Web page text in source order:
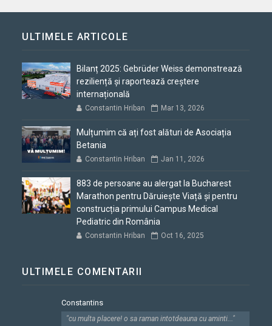
ULTIMELE ARTICOLE
Bilanț 2025: Gebrüder Weiss demonstrează
reziliență și raportează creștere
internațională
Constantin Hriban Mar 13, 2026
Mulțumim că ați fost alături de Asociația
Betania
Constantin Hriban Jan 11, 2026
883 de persoane au alergat la Bucharest
Marathon pentru Dăruiește Viață și pentru
construcția primului Campus Medical
Pediatric din România
Constantin Hriban Oct 16, 2025
ULTIMELE COMENTARII
Constantins
"cu multa placere! o sa raman intotdeauna cu aminti..."